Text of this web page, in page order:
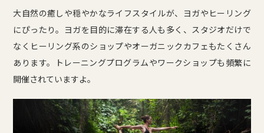
大自然の癒しや穏やかなライフスタイルが、ヨガやヒーリング
にぴったり。ヨガを目的に滞在する人も多く、スタジオだけで
なくヒーリング系のショップやオーガニックカフェもたくさん
あります。トレーニングプログラムやワークショップも頻繁に
開催されていますよ。